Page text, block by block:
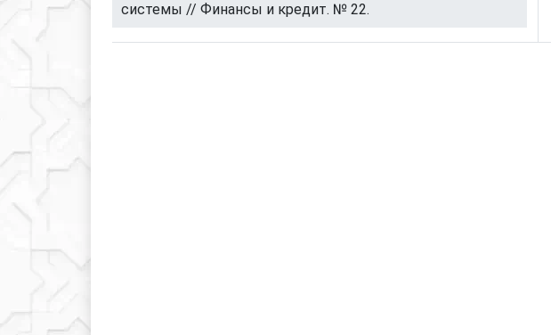
системы // Финансы и кредит. № 22.